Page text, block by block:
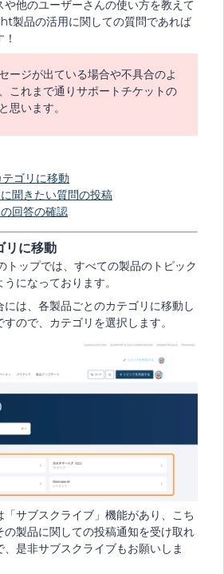
や他のユーザーさんの使い方を教えて
製品の活用に関しての質問であれば
ージが出ている場合や不具合のよ
これまで通りサポートチケットの
思います。
ゴリに移動
聞きたい質問の投稿
回答の確認
リに移動
トップでは、すべての製品のトピック
になっております。
は、各製品ごとのカテゴリに移動し
ので、カテゴリを選択します。
「サブスクライブ」機能があり、こち
の製品に関しての投稿通知を受け取れ
是非サブスクライブもお願いしま